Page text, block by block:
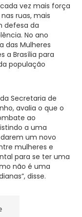
vez mais força
ruas, mais
defesa da
No ano
das Mulheres
a Brasília para
população
Secretaria de
avalia o que o
ao
a uma
um novo
mulheres e
para se ter uma
não é uma
disse.